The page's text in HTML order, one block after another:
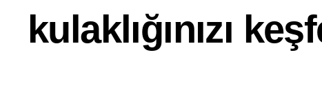
kulaklığınızı